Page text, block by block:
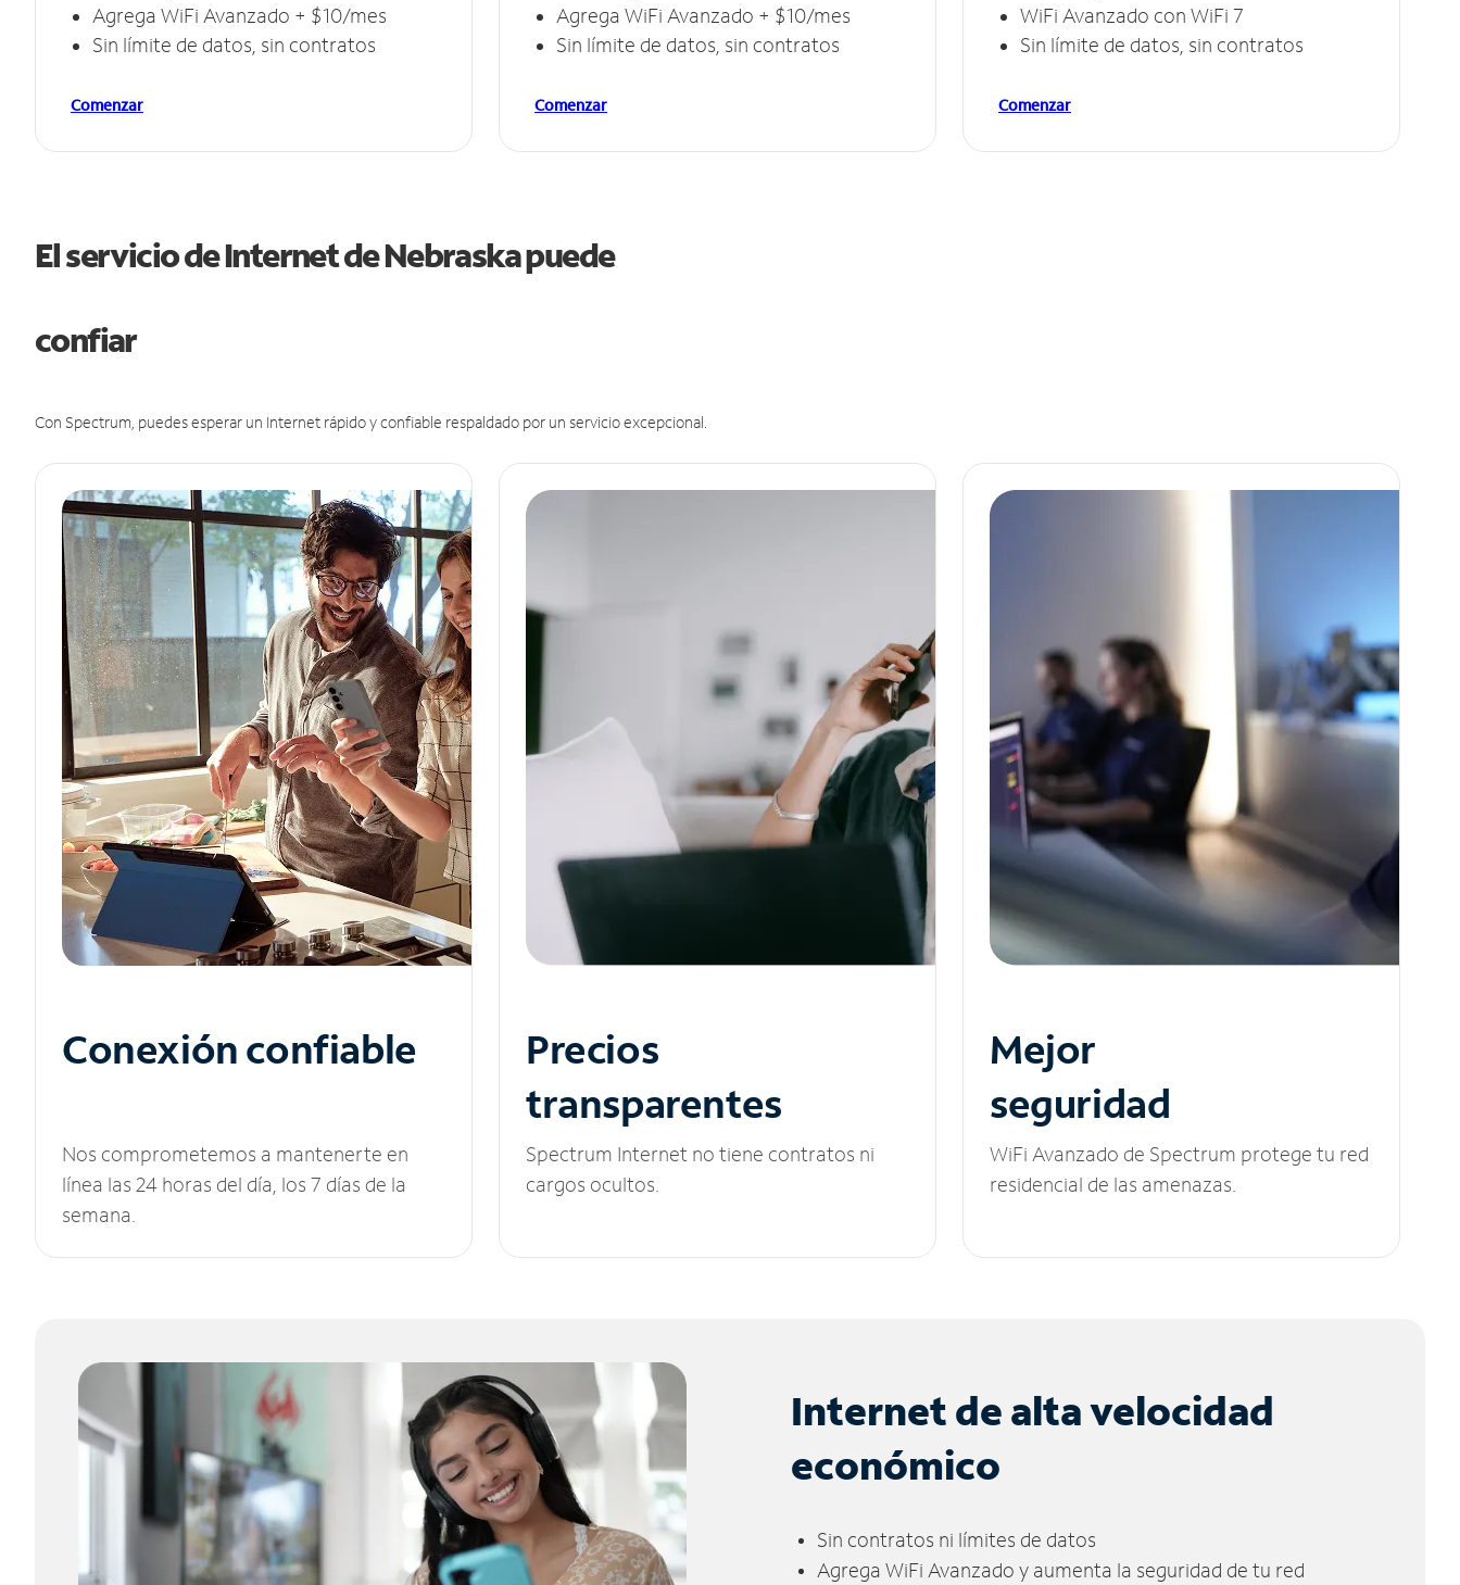
Agrega WiFi Avanzado + $10/mes
Sin límite de datos, sin contratos
Comenzar
Agrega WiFi Avanzado + $10/mes
Sin límite de datos, sin contratos
Comenzar
WiFi Avanzado con WiFi 7
Sin límite de datos, sin contratos
Comenzar
El servicio de Internet de Nebraska puede
confiar
Con Spectrum, puedes esperar un Internet rápido y confiable respaldado por un servicio excepcional.
Conexión confiable
Nos comprometemos a mantenerte en
línea las 24 horas del día, los 7 días de la
semana.
Precios
transparentes
Spectrum Internet no tiene contratos ni
cargos ocultos.
Mejor
seguridad
WiFi Avanzado de Spectrum protege tu red
residencial de las amenazas.
Internet de alta velocidad
económico
Sin contratos ni límites de datos
Agrega WiFi Avanzado y aumenta la seguridad de tu red